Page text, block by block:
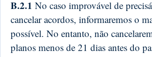
B.2.1 No caso improvável de
cancelar acordos, informaremos o
possível. No entanto, não
planos menos de 21 dias antes do